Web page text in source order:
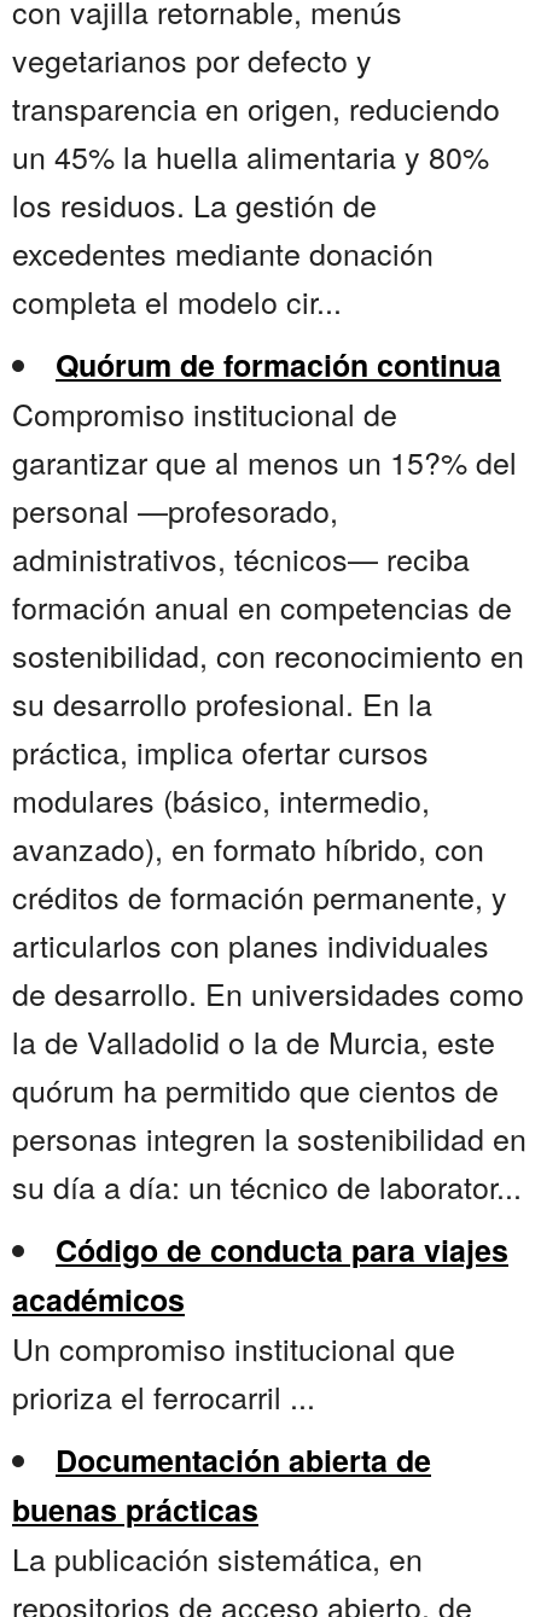
con vajilla retornable, menús
vegetarianos por defecto y
transparencia en origen, reduciendo
un 45% la huella alimentaria y 80%
los residuos. La gestión de
excedentes mediante donación
completa el modelo cir...
Quórum de formación continua
Compromiso institucional de
garantizar que al menos un 15?% del
personal —profesorado,
administrativos, técnicos— reciba
formación anual en competencias de
sostenibilidad, con reconocimiento en
su desarrollo profesional. En la
práctica, implica ofertar cursos
modulares (básico, intermedio,
avanzado), en formato híbrido, con
créditos de formación permanente, y
articularlos con planes individuales
de desarrollo. En universidades como
la de Valladolid o la de Murcia, este
quórum ha permitido que cientos de
personas integren la sostenibilidad en
su día a día: un técnico de laborator...
Código de conducta para viajes
académicos
Un compromiso institucional que
prioriza el ferrocarril ...
Documentación abierta de
buenas prácticas
La publicación sistemática, en
repositorios de acceso abierto, de